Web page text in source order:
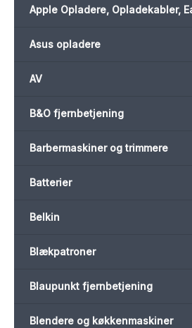
Apple Opladere, Opladekabler,
Asus opladere
AV
B&O fjernbetjening
Barbermaskiner og trimmere
Batterier
Belkin
Blækpatroner
Blaupunkt fjernbetjening
Blendere og køkkenmaskiner